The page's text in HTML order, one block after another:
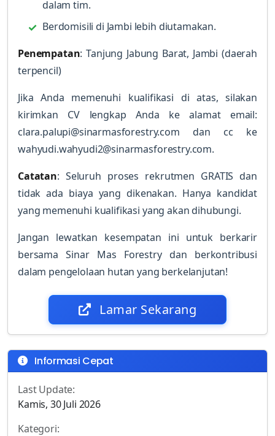
dalam tim.
Berdomisili di Jambi lebih diutamakan.
Penempatan: Tanjung Jabung Barat, Jambi (daerah
terpencil)
Jika Anda memenuhi kualifikasi di atas, silakan
kirimkan CV lengkap Anda ke alamat email:
clara.palupi@sinarmasforestry.com dan cc ke
wahyudi.wahyudi2@sinarmasforestry.com.
Catatan: Seluruh proses rekrutmen GRATIS dan
tidak ada biaya yang dikenakan. Hanya kandidat
yang memenuhi kualifikasi yang akan dihubungi.
Jangan lewatkan kesempatan ini untuk berkarir
bersama Sinar Mas Forestry dan berkontribusi
dalam pengelolaan hutan yang berkelanjutan!
Lamar Sekarang
Informasi Cepat
Last Update:
Kamis, 30 Juli 2026
Kategori: